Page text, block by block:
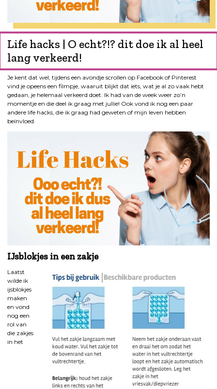
Life hacks | O echt?!? dit doe ik al heel
lang verkeerd!
Je kent dat wel, tijdens een avondje scrollen op Facebook of Pinterest
vind je opeens een filmpje, waaruit blijkt dat iets, wat je al zo vaak hebt
gedaan, je helemaal verkeerd doet. Ik had van de week weer zo’n
momentje en die deel ik graag met jullie! Ook vond ik nog een paar
andere life hacks, die ik graag had geweten of mijn leven hebben
beïnvloed.
IJsblokjes in een zakje
Laatst
wilde ik
ijsblokjes
maken
en vond
nog een
rol van
die zakjes
in het